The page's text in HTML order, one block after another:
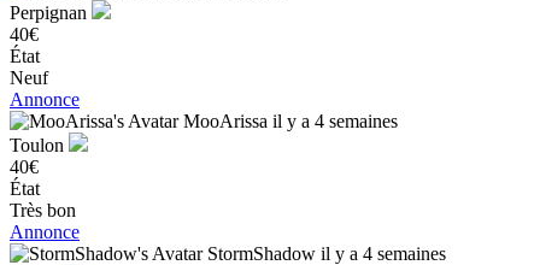
Perpignan
40€
État
Neuf
Annonce
MooArissa il y a 4 semaines
Toulon
40€
État
Très bon
Annonce
StormShadow il y a 4 semaines